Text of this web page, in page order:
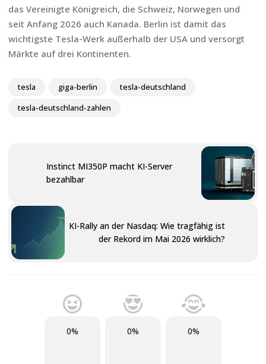
das Vereinigte Königreich, die Schweiz, Norwegen und
seit Anfang 2026 auch Kanada. Berlin ist damit das
wichtigste Tesla-Werk außerhalb der USA und versorgt
Märkte auf drei Kontinenten.
tesla giga-berlin
tesla-deutschland
tesla-deutschland-zahlen
Instinct MI350P macht KI-Server
bezahlbar
KI-Rally an der Nasdaq: Wie tragfähig ist
der Rekord im Mai 2026 wirklich?
0% 0% 0%